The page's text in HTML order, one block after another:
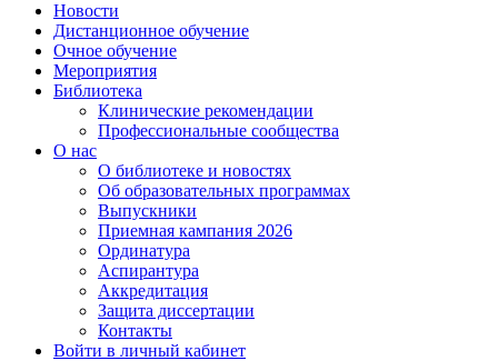
Новости
Дистанционное обучение
Очное обучение
Мероприятия
Библиотека
Клинические рекомендации
Профессиональные сообщества
О нас
О библиотеке и новостях
Об образовательных программах
Выпускники
Приемная кампания 2026
Ординатура
Аспирантура
Аккредитация
Защита диссертации
Контакты
Войти в личный кабинет